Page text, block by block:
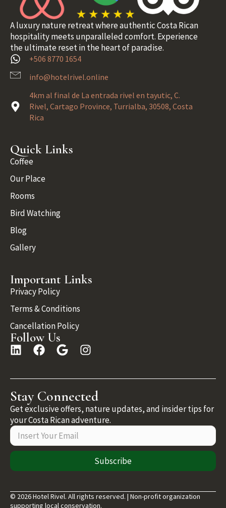
A luxury nature retreat where authentic Costa Rican
hospitality meets unparalleled comfort. Experience
the ultimate reset in the heart of paradise.
+506 8770 1654
info@hotelrivel.online
4km al final de La entrada rivel en tayutic, C.
Rivel, Cartago Province, Turrialba, 30508, Costa
Rica
Quick Links
Coffee
Our Place
Rooms
Bird Watching
Blog
Gallery
Important Links
Privacy Policy
Terms & Conditions
Cancellation Policy
Follow Us
Stay Connected
Get exclusive offers, nature updates, and insider tips for
your Costa Rican adventure.
Subscribe
© 2026 Hotel Rivel. All rights reserved. | Non-profit organization
supporting local conservation.